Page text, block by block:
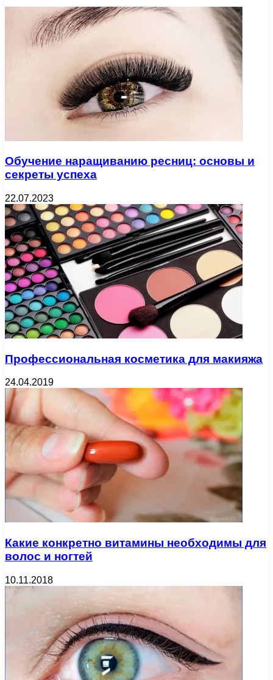
Обучение наращиванию ресниц: основы и
секреты успеха
22.07.2023
Профессиональная косметика для макияжа
24.04.2019
Какие конкретно витамины необходимы для
волос и ногтей
10.11.2018